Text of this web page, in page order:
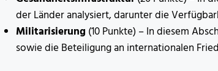
der Länder analysiert, darunter die
Militarisierung (10 Punkte) – In diesem
sowie die Beteiligung an internationalen